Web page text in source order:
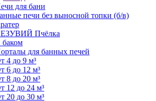
для бани
печи без выносной топки (б/в)
Пчёлка
для банных печей
4 до 9 м³
6 до 12 м³
8 до 20 м³
12 до 24 м³
20 до 30 м³